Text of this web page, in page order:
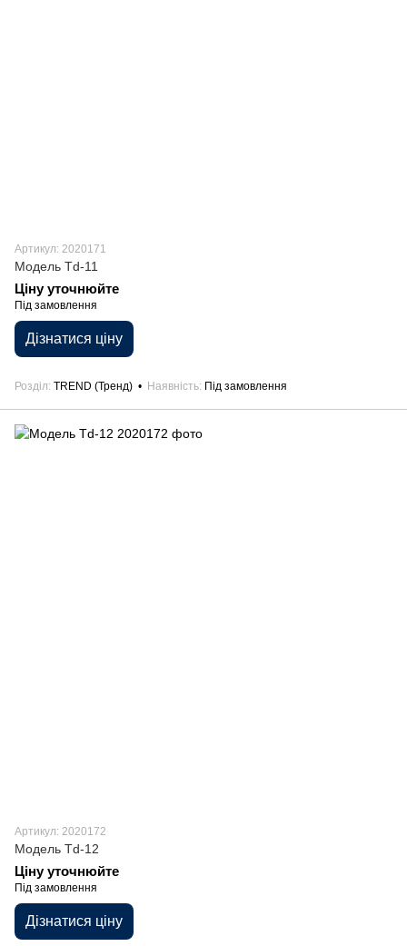
Артикул: 2020171
Модель Td-11
Ціну уточнюйте
Під замовлення
Дізнатися ціну
Розділ TREND (Тренд) Наявність Під замовлення
Артикул: 2020172
Модель Td-12
Ціну уточнюйте
Під замовлення
Дізнатися ціну